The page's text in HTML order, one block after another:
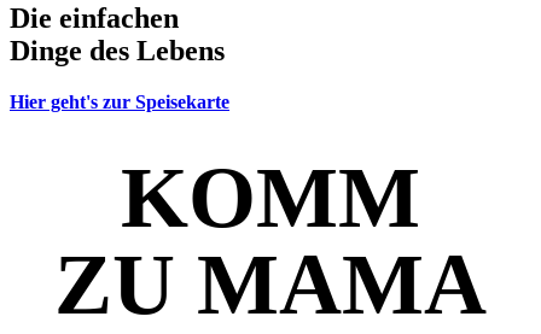
Die einfachen
Dinge des Lebens
Hier geht's zur Speisekarte
KOMM
ZU MAMA